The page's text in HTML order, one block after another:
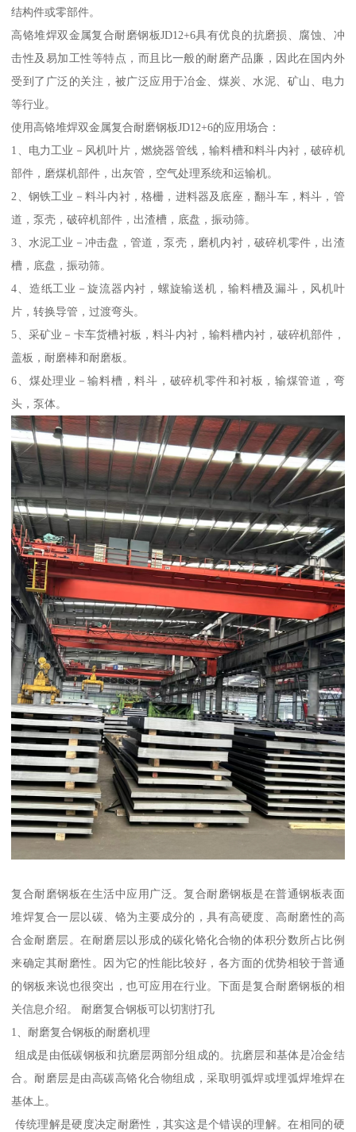
结构件或零部件。
高铬堆焊双金属复合耐磨钢板JD12+6具有优良的抗磨损、腐蚀、冲
击性及易加工性等特点，而且比一般的耐磨产品廉，因此在国内外
受到了广泛的关注，被广泛应用于冶金、煤炭、水泥、矿山、电力
等行业。
使用高铬堆焊双金属复合耐磨钢板JD12+6的应用场合：
1、电力工业－风机叶片，燃烧器管线，输料槽和料斗内衬，破碎机
部件，磨煤机部件，出灰管，空气处理系统和运输机。
2、钢铁工业－料斗内衬，格栅，进料器及底座，翻斗车，料斗，管
道，泵壳，破碎机部件，出渣槽，底盘，振动筛。
3、水泥工业－冲击盘，管道，泵壳，磨机内衬，破碎机零件，出渣
槽，底盘，振动筛。
4、造纸工业－旋流器内衬，螺旋输送机，输料槽及漏斗，风机叶
片，转换导管，过渡弯头。
5、采矿业－卡车货槽衬板，料斗内衬，输料槽内衬，破碎机部件，
盖板，耐磨棒和耐磨板。
6、煤处理业－输料槽，料斗，破碎机零件和衬板，输煤管道，弯
头，泵体。
复合耐磨钢板在生活中应用广泛。复合耐磨钢板是在普通钢板表面
堆焊复合一层以碳、铬为主要成分的，具有高硬度、高耐磨性的高
合金耐磨层。在耐磨层以形成的碳化铬化合物的体积分数所占比例
来确定其耐磨性。因为它的性能比较好，各方面的优势相较于普通
的钢板来说也很突出，也可应用在行业。下面是复合耐磨钢板的相
关信息介绍。 耐磨复合钢板可以切割打孔
1、耐磨复合钢板的耐磨机理
组成是由低碳钢板和抗磨层两部分组成的。抗磨层和基体是冶金结
合。耐磨层是由高碳高铬化合物组成，采取明弧焊或埋弧焊堆焊在
基体上。
传统理解是硬度决定耐磨性，其实这是个错误的理解。在相同的硬